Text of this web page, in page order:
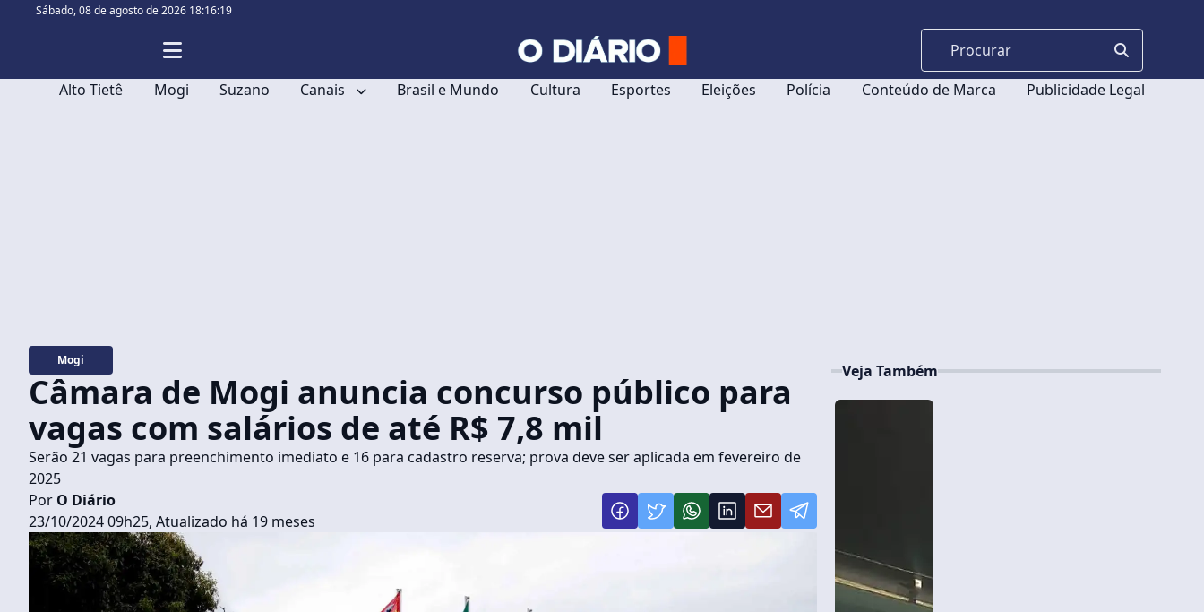
Sábado,08 de agosto de 2026 18:16:20
Alto Tietê Mogi Suzano Canais Brasil e Mundo Cultura Esportes Eleições Polícia Conteúdo de Marca Publicidade Legal
Mogi
Câmara de Mogi anuncia concurso público para
vagas com salários de até R$ 7,8 mil
Serão 21 vagas para preenchimento imediato e 16 para cadastro reserva; prova deve ser aplicada em fevereiro de
2025
Por O Diário
23/10/2024 09h25, Atualizado há 19 meses
Veja Também